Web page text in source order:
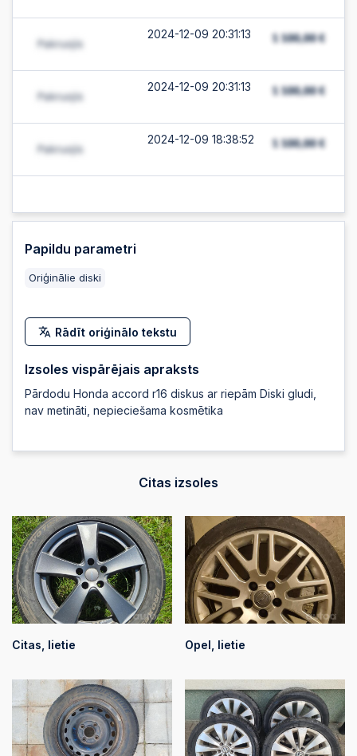
2024-12-09 20:31:13
2024-12-09 20:31:13
2024-12-09 18:38:52
Papildu parametri
Oriģinālie diski
Rādīt oriģinālo tekstu
Izsoles vispārējais apraksts
Pārdodu Honda accord r16 diskus ar riepām Diski gludi,
nav metināti, nepieciešama kosmētika
Citas izsoles
Citas, lietie Opel, lietie